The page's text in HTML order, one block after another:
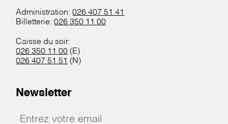
Administration:026 407 51 41
Billetterie:026 350 11 00
Caisse du soir:
026 350 11 00 (E)
026 407 51 51 (N)
Newsletter